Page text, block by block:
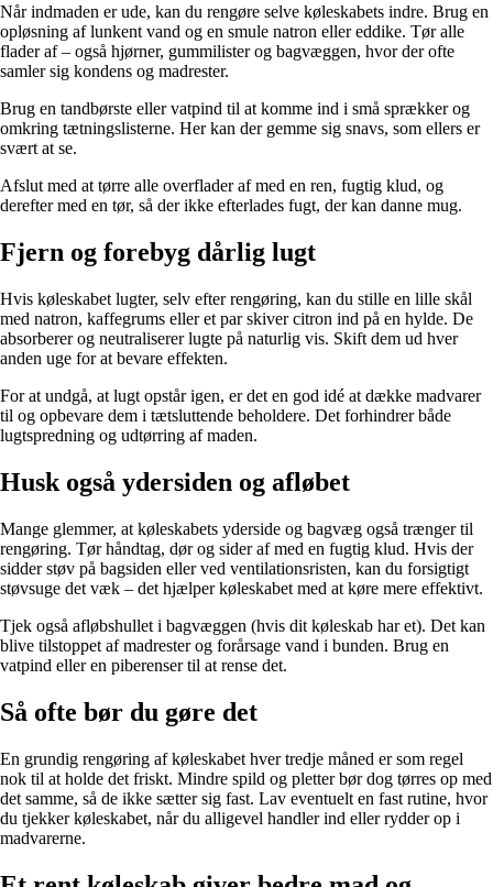
Når indmaden er ude, kan du rengøre selve køleskabets indre. Brug en
opløsning af lunkent vand og en smule natron eller eddike. Tør alle
flader af – også hjørner, gummilister og bagvæggen, hvor der ofte
samler sig kondens og madrester.
Brug en tandbørste eller vatpind til at komme ind i små sprækker og
omkring tætningslisterne. Her kan der gemme sig snavs, som ellers er
svært at se.
Afslut med at tørre alle overflader af med en ren, fugtig klud, og
derefter med en tør, så der ikke efterlades fugt, der kan danne mug.
Fjern og forebyg dårlig lugt
Hvis køleskabet lugter, selv efter rengøring, kan du stille en lille skål
med natron, kaffegrums eller et par skiver citron ind på en hylde. De
absorberer og neutraliserer lugte på naturlig vis. Skift dem ud hver
anden uge for at bevare effekten.
For at undgå, at lugt opstår igen, er det en god idé at dække madvarer
til og opbevare dem i tætsluttende beholdere. Det forhindrer både
lugtspredning og udtørring af maden.
Husk også ydersiden og afløbet
Mange glemmer, at køleskabets yderside og bagvæg også trænger til
rengøring. Tør håndtag, dør og sider af med en fugtig klud. Hvis der
sidder støv på bagsiden eller ved ventilationsristen, kan du forsigtigt
støvsuge det væk – det hjælper køleskabet med at køre mere effektivt.
Tjek også afløbshullet i bagvæggen (hvis dit køleskab har et). Det kan
blive tilstoppet af madrester og forårsage vand i bunden. Brug en
vatpind eller en piberenser til at rense det.
Så ofte bør du gøre det
En grundig rengøring af køleskabet hver tredje måned er som regel
nok til at holde det friskt. Mindre spild og pletter bør dog tørres op med
det samme, så de ikke sætter sig fast. Lav eventuelt en fast rutine, hvor
du tjekker køleskabet, når du alligevel handler ind eller rydder op i
madvarerne.